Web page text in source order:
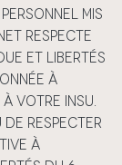
mis
respecte
et libertés
à
votre insu.
de respecter
à